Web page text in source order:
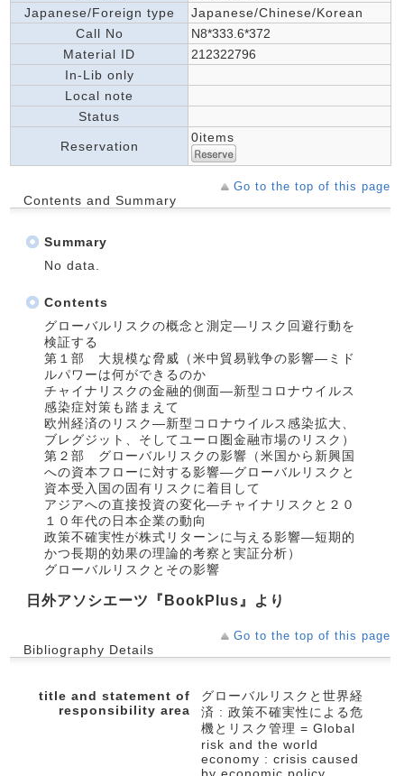
Japanese/Foreign type
Japanese/Chinese/Korean
Call No
N8*333.6*372
Material ID
212322796
In-Lib only
Local note
Status
Reservation
0items
Go to the top of this page
Contents and Summary
Summary
No data.
Contents
グローバルリスクの概念と測定―リスク回避行動を
検証する
第１部 大規模な脅威（米中貿易戦争の影響―ミド
ルパワーは何ができるのか
チャイナリスクの金融的側面―新型コロナウイルス
感染症対策も踏まえて
欧州経済のリスク―新型コロナウイルス感染拡大、
ブレグジット、そしてユーロ圏金融市場のリスク）
第２部 グローバルリスクの影響（米国から新興国
への資本フローに対する影響―グローバルリスクと
資本受入国の固有リスクに着目して
アジアへの直接投資の変化―チャイナリスクと２０
１０年代の日本企業の動向
政策不確実性が株式リターンに与える影響―短期的
かつ長期的効果の理論的考察と実証分析）
グローバルリスクとその影響
日外アソシエーツ『BookPlus』より
Go to the top of this page
Bibliography Details
title and statement of
responsibility area
グローバルリスクと世界経
済 : 政策不確実性による危
機とリスク管理 = Global
risk and the world
economy : crisis caused
by economic policy